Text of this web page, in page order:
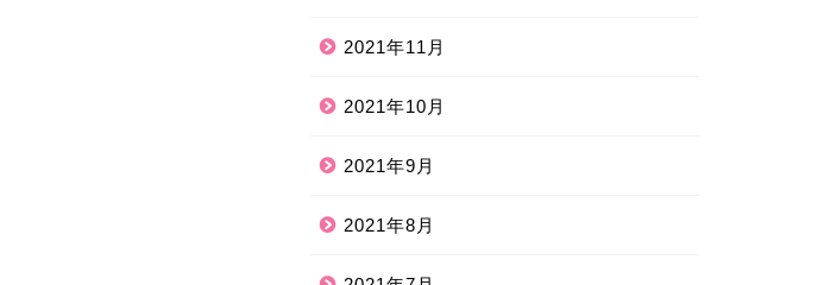
2021年11月
2021年10月
2021年9月
2021年8月